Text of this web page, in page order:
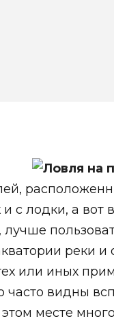
с лодки, а вот
реки и
или иных
часто видны
месте